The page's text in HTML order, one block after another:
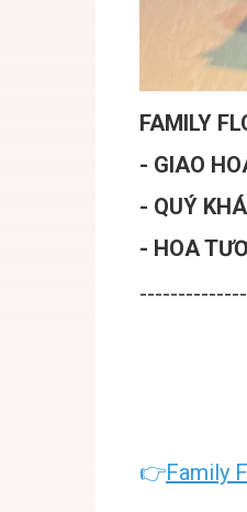
FAMILY
- GIAO
- QUÝ
- HOA
👉Family